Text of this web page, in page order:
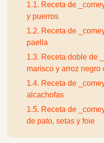
1.1. Receta de
y puerros
1.2. Receta de
paella
1.3. Receta doble de
marisco y arroz negro
1.4. Receta de
alcachofas
1.5. Receta de
de pato, setas y foie